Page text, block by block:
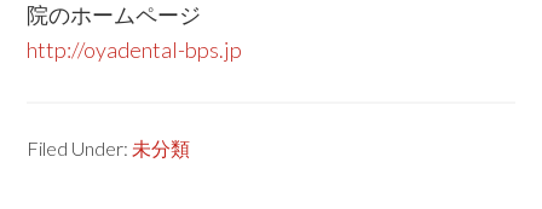
院のホームページ
http://oyadental-bps.jp
Filed Under: 未分類